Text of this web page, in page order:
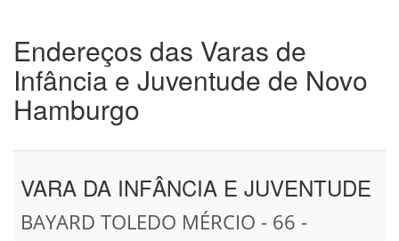
Endereços das Varas de
Infância e Juventude de Novo
Hamburgo
VARA DA INFÂNCIA E JUVENTUDE
BAYARD TOLEDO MÉRCIO - 66 -